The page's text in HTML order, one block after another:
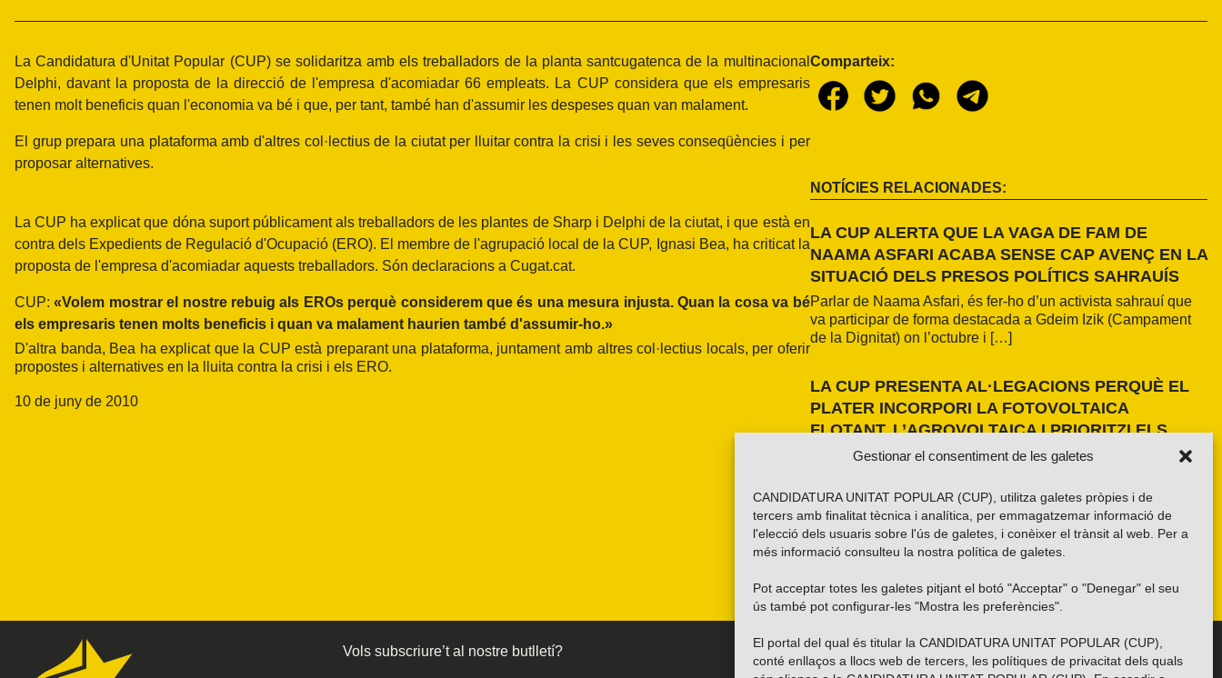
Gestionar el consentiment de les galetes
CANDIDATURA UNITAT POPULAR (CUP), utilitza galetes pròpies i de
tercers amb finalitat tècnica i analítica, per emmagatzemar informació de
l'elecció dels usuaris sobre l'ús de galetes, i conèixer el trànsit al web. Per a
més informació consulteu la nostra política de galetes
Pot acceptar totes les galetes pitjant el botó "Acceptar" o "Denegar" el seu
ús també pot configurar-les "Mostra les preferències".
El portal del qual és titular la CANDIDATURA UNITAT POPULAR (CUP),
conté enllaços a llocs web de tercers, les polítiques de privacitat dels quals
La Candidatura d'Unitat Popular (CUP) se solidaritza amb els treballadors de la planta santcugatenca de la multinacional
Delphi, davant la proposta de la direcció de l'empresa d'acomiadar 66 empleats. La CUP considera que els empresaris
tenen molt beneficis quan l'economia va bé i que, per tant, també han d'assumir les despeses quan van malament.
El grup prepara una plataforma amb d'altres col·lectius de la ciutat per lluitar contra la crisi i les seves conseqüències i per
proposar alternatives.
La CUP ha explicat que dóna suport públicament als treballadors de les plantes de Sharp i Delphi de la ciutat, i que està en
contra dels Expedients de Regulació d'Ocupació (ERO). El membre de l'agrupació local de la CUP, Ignasi Bea, ha criticat la
proposta de l'empresa d'acomiadar aquests treballadors. Són declaracions a Cugat.cat.
CUP:«Volem mostrar el nostre rebuig als EROs perquè considerem que és una mesura injusta. Quan la cosa va bé
els empresaris tenen molts beneficis i quan va malament haurien també d'assumir-ho.»
D'altra banda, Bea ha explicat que la CUP està preparant una plataforma, juntament amb altres col·lectius locals, per oferir
propostes i alternatives en la lluita contra la crisi i els ERO.
10 de juny de 2010
Comparteix:
NOTÍCIES RELACIONADES:
LA CUP ALERTA QUE LA VAGA DE FAM DE
NAAMA ASFARI ACABA SENSE CAP AVENÇ EN LA
SITUACIÓ DELS PRESOS POLÍTICS SAHRAUÍS
Parlar de Naama Asfari, és fer-ho d’un activista sahrauí que
va participar de forma destacada a Gdeim Izik (Campament
de la Dignitat) on l’octubre i […]
LA CUP PRESENTA AL·LEGACIONS PERQUÈ EL
PLATER INCORPORI LA FOTOVOLTAICA
FLOTANT, L’AGROVOLTAICA I PRIORITZI ELS
ESPAIS ANTROPITZATS
al PLATER d’àmbit nacional. La primera, amb una proposta
pròpia basada en els resultats de l’estudi fet a la demarcació
de Girona i amb la voluntat d’estendre’n els criteris a tot el
país. La segona, impulsada per la Xarxa per una Transició
Vols subscriure’t al nostre butlletí? Troba’ns a les xarxes socials